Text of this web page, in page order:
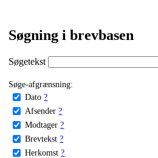
Søgning i brevbasen
Søgetekst
Søge-afgrænsning:
Dato ?
Afsender ?
Modtager ?
Brevtekst ?
Herkomst ?